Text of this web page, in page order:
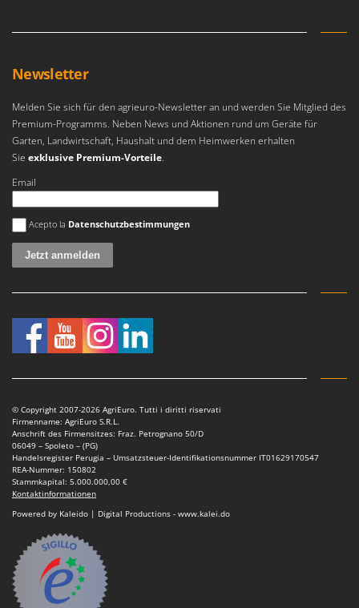
Newsletter
Melden Sie sich für den agrieuro-Newsletter an und werden Sie Mitglied des
Premium-Programms. Neben News und Aktionen rund um Geräte für
Garten, Landwirtschaft, Haushalt und dem Heimwerken erhalten
Sie exklusive Premium-Vorteile.
Email
Es ist ein Fehler aufgetreten
Acepto la Datenschutzbestimmungen
© Copyright 2007-2026 AgriEuro. Tutti i diritti riservati
Firmenname: AgriEuro S.R.L.
Anschrift des Firmensitzes: Fraz. Petrognano 50/D
06049 – Spoleto – (PG)
Handelsregister Perugia – Umsatzsteuer-Identifikationsnummer IT01629170547
REA-Nummer: 150802
Stammkapital: 5.000.000,00 €
Kontaktinformationen
Powered by Kaleido | Digital Productions - www.kalei.do